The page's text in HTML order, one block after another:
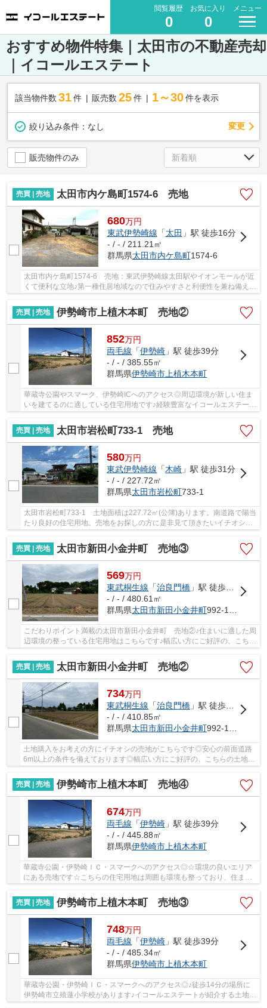
閲覧履歴
0
お気に入り
0
メニュー
おすすめ物件特集｜太田市の不動産売却
｜イコールエステート
該当物件数 31件 販売数 25 件 1～30 件を表示
絞り込み条件： なし 変更
販売物件のみ
売買 | 売地 太田市内ケ島町1574-6 売地
680万円
東武伊勢崎線 「太田 」駅 徒歩16分
- / - / 211.21㎡
群馬県太田市内ケ島町1574-6
太田市内ケ島町1574-6 売地：東武伊勢崎線太田駅やイオンモールが近
くて便利な立地♪第一種住居地域なので住みやすさと利便性を兼ね備えた
売買 | 売地
伊勢崎市上植木本町 売地②
852万円
両毛線 「伊勢崎 」駅 徒歩39分
- / - / 385.55㎡
群馬県伊勢崎市 上植木本町
華蔵寺公園やスマーク、伊勢崎ICへのアクセス◎周辺環境が新しい住ま
いを建てるのに適している住宅用地です♪経験豊富なイコールエステート
売買 | 売地
太田市岩松町733-1 売地
580万円
東武伊勢崎線 「木崎 」駅 徒歩31分
- / - / 227.72㎡
群馬県太田市岩松町733-1
太田市岩松町733-1 土地面積は227.72㎡(公簿)あります。南道路で陽当
たり良好の住宅用地。売地をお探しの方に是非見て頂きたいイチオシの
売買 | 売地
太田市新田小金井町 売地③
569万円
東武桐生線 「治良門橋 」駅 徒歩31分
- / - / 480.61㎡
群馬県太田市新田小金井町992-10（一部）
こだわりポイント満載の太田市新田小金井町 売地②♪住まいに適した周
辺環境の整っている住宅用地はこちらです♪幅広い方にご好評の、こちら
売買 | 売地
太田市新田小金井町 売地②
734万円
東武桐生線 「治良門橋」駅 徒歩31分
- / - / 410.85㎡
群馬県太田市新田小金井町992-10（一部）他
土地購入をお考えの方にイチオシの売地がこちらです◎安心の前面道路
6m以上の条件を備えております◎幅広い方にご好評の、こちらの土地は
いかがでしょうか◎土地面積は410.85㎡(公簿)です...
売買 | 売地
伊勢崎市上植木本町 売地④
674万円
両毛線 「伊勢崎」駅 徒歩39分
- / - / 445.88㎡
群馬県伊勢崎市上植木本町
華蔵寺公園・伊勢崎ＩＣ・スマークへのアクセス◎☆環境の良いエリア
にある売地です☆こちらの住宅用地は周囲も環境も整っており、住まい
売買 | 売地
伊勢崎市上植木本町 売地③
748万円
両毛線 「伊勢崎 」駅 徒歩39分
- / - / 485.34㎡
群馬県伊勢崎市上植木本町
華蔵寺公園・伊勢崎ＩＣ・スマークへのアクセス◎♪徒歩14分の場所に
伊勢崎市立殖蓮小学校があります♪イコールエステートが紹介する土地を